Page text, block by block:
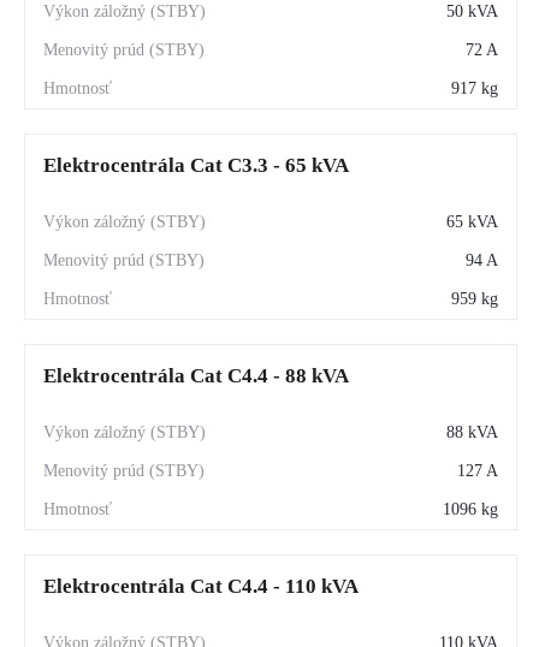
50 kVA
72 A
917 kg
Elektrocentrála Cat C3.3 - 65 kVA
65 kVA
94 A
959 kg
Elektrocentrála Cat C4.4 - 88 kVA
88 kVA
127 A
1096 kg
Elektrocentrála Cat C4.4 - 110 kVA
110 kVA